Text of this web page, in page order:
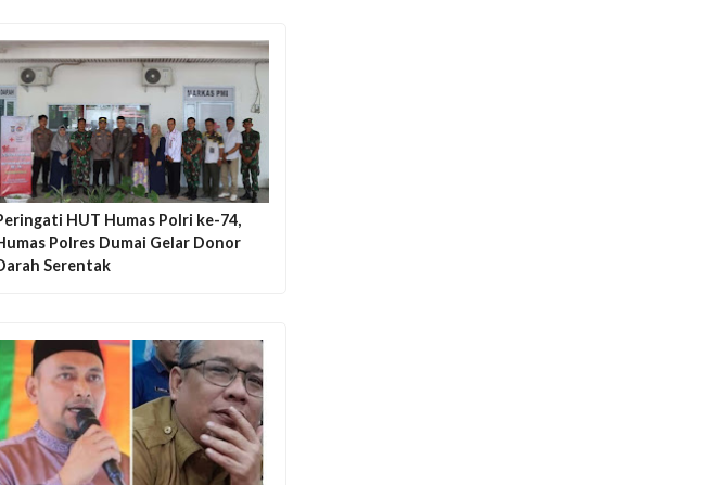
HUT Humas Polri ke-74,
Polres Dumai Gelar Donor
Serentak